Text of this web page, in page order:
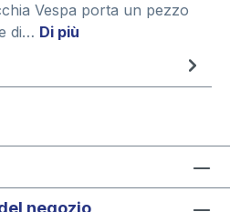
Vespa porta un pezzo
di… Di più